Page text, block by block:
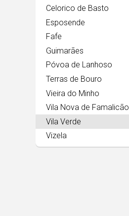
Celorico de Basto
Esposende
Fafe
Guimarães
Póvoa de Lanhoso
Terras de Bouro
Vieira do Minho
Vila Nova de Famalicão
Vila Verde
Vizela